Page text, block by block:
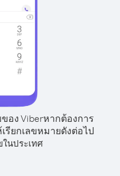
อง Viberหากต้องการ
รียกเลขหมายดังต่อไป
นประเทศ